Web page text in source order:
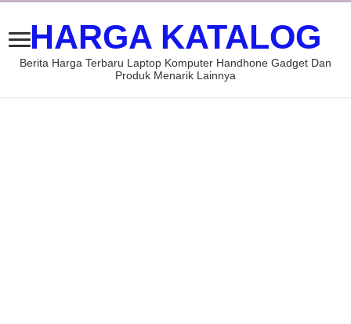
HARGA KATALOG
Berita Harga Terbaru Laptop Komputer Handhone Gadget Dan
Produk Menarik Lainnya